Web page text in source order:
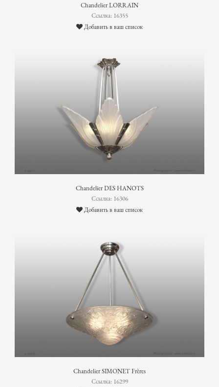
Chandelier LORRAIN
Ссылка: 16355
Добавить в ваш список
Chandelier DES HANOTS
Ссылка: 16306
Добавить в ваш список
Chandelier SIMONET Frères
Ссылка: 16299